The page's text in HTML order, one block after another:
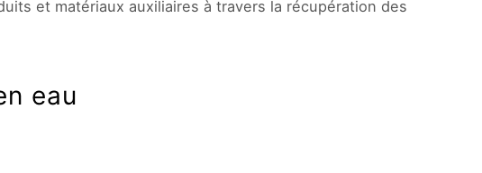
et matériaux auxiliaires à travers la récupération des
eau